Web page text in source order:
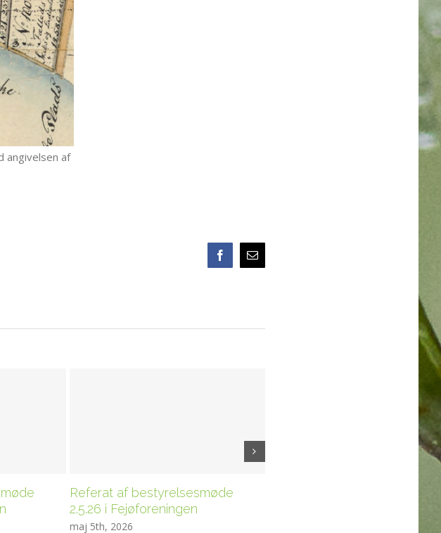
angivelsen af
Facebook
E-
mail
Referat af bestyrelsesmøde
2.5.26 i Fejøforeningen
maj 5th, 2026